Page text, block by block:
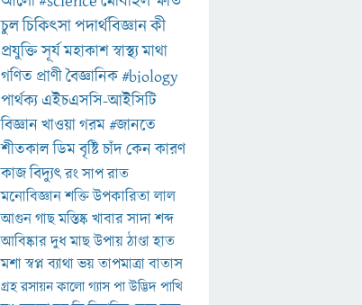
চুলচিকিৎসাপদার্থবিজ্ঞানকী
প্রযুক্তিসূর্যমহাকাশস্বাস্থ্যমাথা
গণিত প্রাণীবৈজ্ঞানিক#biology
পার্থক্য এইচএসসি-আইসিটি
বিজ্ঞানখাওয়াগরম#জানতে
শীতকালডিমবৃষ্টিচাঁদকেনকারণ
কাজবিদ্যুৎরংসাপরাত
মনোবিজ্ঞানশক্তিউপকারিতালাল
আগুনগাছমস্তিষ্কখাবারসাদাশব্দ
আবিষ্কারদুধমাছউপায়ঠাণ্ডাহাত
মশাস্বপ্নব্যাথাভয়তাপমাত্রাবাতাস
গ্রহরসায়নকালোগ্যাসপাউদ্ভিদপাখি